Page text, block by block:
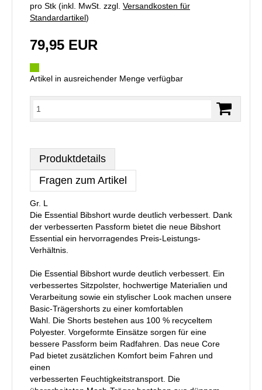
pro Stk (inkl. MwSt. zzgl. Versandkosten für
Standardartikel)
79,95 EUR
Artikel in ausreichender Menge verfügbar
Produktdetails
Fragen zum Artikel
Gr. L
Die Essential Bibshort wurde deutlich verbessert. Dank
der verbesserten Passform bietet die neue Bibshort
Essential ein hervorragendes Preis-Leistungs-
Verhältnis.
Die Essential Bibshort wurde deutlich verbessert. Ein
verbessertes Sitzpolster, hochwertige Materialien und
Verarbeitung sowie ein stylischer Look machen unsere
Basic-Trägershorts zu einer komfortablen
Wahl. Die Shorts bestehen aus 100 % recyceltem
Polyester. Vorgeformte Einsätze sorgen für eine
bessere Passform beim Radfahren. Das neue Core
Pad bietet zusätzlichen Komfort beim Fahren und
einen
verbesserten Feuchtigkeitstransport. Die